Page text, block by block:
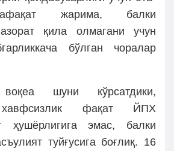
жарима, балки
қила олмагани учун
бўлган чоралар
воқеа шуни кўрсатдики,
хавфсизлик фақат ЙПХ
ҳушёрлигига эмас, балки
туйғусига боғлиқ. 16